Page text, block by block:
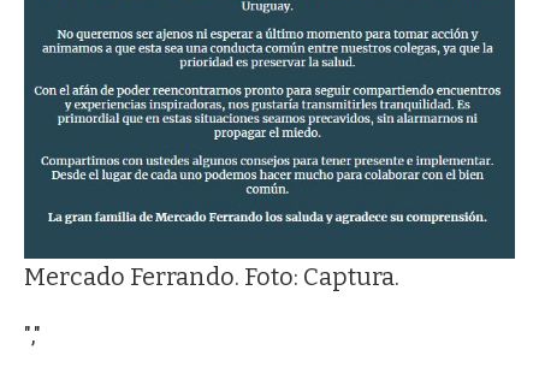
Mercado Ferrando. Foto: Captura.
","